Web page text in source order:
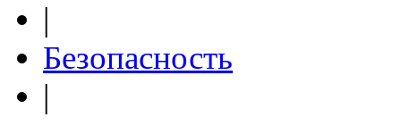
|
Безопасность
|